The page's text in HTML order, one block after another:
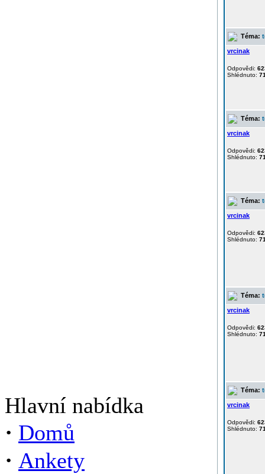
Hlavní nabídka
· Domů
· Ankety
Téma:
vrcinak
Odpovědi:
Shlédnuto:
Téma:
vrcinak
Odpovědi:
Shlédnuto:
Téma:
vrcinak
Odpovědi:
Shlédnuto:
Téma:
vrcinak
Odpovědi:
Shlédnuto:
Téma:
vrcinak
Odpovědi:
Shlédnuto: